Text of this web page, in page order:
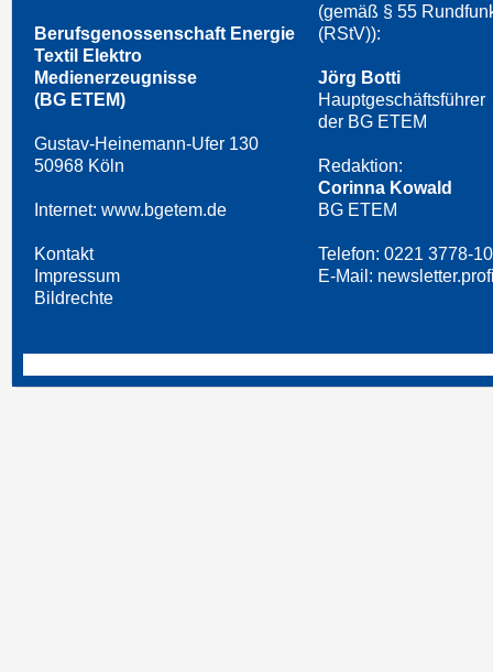
Berufsgenossenschaft Energie
Textil Elektro
Medienerzeugnisse
(BG ETEM)
Gustav-Heinemann-Ufer 130
50968 Köln
Internet: www.bgetem.de
Kontakt
Impressum
Bildrechte
(gemäß § 55
(RStV)):
Jörg Botti
Hauptgeschäftsführer
der BG ETEM
Redaktion:
Corinna Kowald
BG ETEM
Telefon: 0221 3778-
E-Mail: